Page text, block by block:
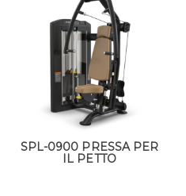
SPL-0900 PRESSA PER
IL PETTO